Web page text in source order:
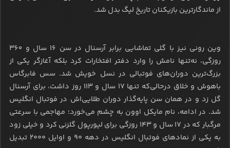
از ماندگارترین بازیکنان تاریخ لیگ بدل شد.
وین رونی نیز با گلی تماشایی برابر آرسنال در سن ۱۶ سال و ۳60
روزگی، نه‌تنها نامش را وارد دفتر افتخارات کرد بلکه آغازگر یکی از
بزرگ‌ترین دوران‌های فوتبالی در نسل خویش شد. سس فابرگاس
باهوش و خلاق درحالی‌که تنها ۱۷ سال و 113 روز داشت، برای آرسنال
گل زد و در همان سن پایه‌گذار دوران طلایی‌اش در فوتبال انگلیس
شد. در ادامه، نام مایکل اوون به چشم می‌خورد؛ مهاجمی با سرعتی
مرگبار که در ۱۷ سال و ۱۴۳ روزگی برای لیورپول گلزنی کرد و خیلی زود
به یکی از نمادهای فوتبال انگلیس در دهه ۹۰ و اوایل ۲۰۰۰ تبدیل